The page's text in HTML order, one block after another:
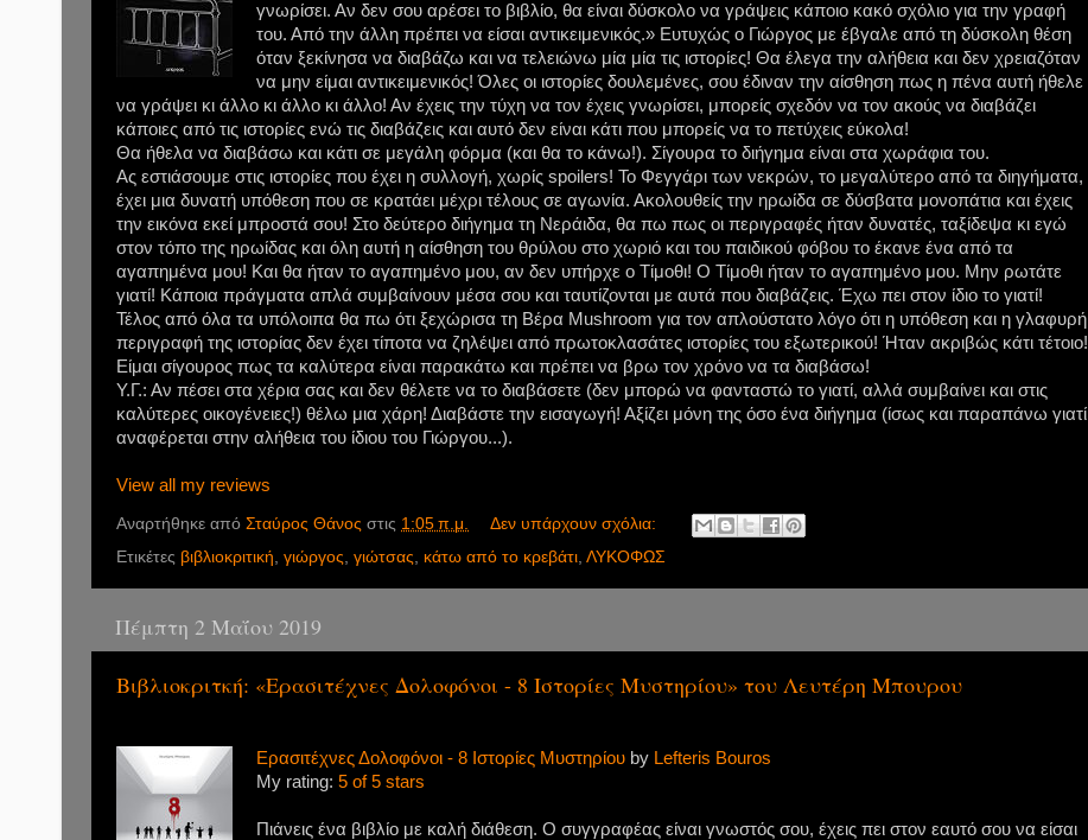
γνωρίσει. Αν δεν σου αρέσει το βιβλίο, θα είναι δύσκολο να γράψεις κάποιο κακό σχόλιο για την γραφή
του. Από την άλλη πρέπει να είσαι αντικειμενικός.» Ευτυχώς ο Γιώργος με έβγαλε από τη δύσκολη θέση
όταν ξεκίνησα να διαβάζω και να τελειώνω μία μία τις ιστορίες! Θα έλεγα την αλήθεια και δεν χρειαζόταν
να μην είμαι αντικειμενικός! Όλες οι ιστορίες δουλεμένες, σου έδιναν την αίσθηση πως η πένα αυτή ήθελε
να γράψει κι άλλο κι άλλο κι άλλο! Αν έχεις την τύχη να τον έχεις γνωρίσει, μπορείς σχεδόν να τον ακούς να διαβάζει
κάποιες από τις ιστορίες ενώ τις διαβάζεις και αυτό δεν είναι κάτι που μπορείς να το πετύχεις εύκολα!
Θα ήθελα να διαβάσω και κάτι σε μεγάλη φόρμα (και θα το κάνω!). Σίγουρα το διήγημα είναι στα χωράφια του.
Ας εστιάσουμε στις ιστορίες που έχει η συλλογή, χωρίς spoilers! Το Φεγγάρι των νεκρών, το μεγαλύτερο από τα διηγήματα,
έχει μια δυνατή υπόθεση που σε κρατάει μέχρι τέλους σε αγωνία. Ακολουθείς την ηρωίδα σε δύσβατα μονοπάτια και έχεις
την εικόνα εκεί μπροστά σου! Στο δεύτερο διήγημα τη Νεράιδα, θα πω πως οι περιγραφές ήταν δυνατές, ταξίδεψα κι εγώ
στον τόπο της ηρωίδας και όλη αυτή η αίσθηση του θρύλου στο χωριό και του παιδικού φόβου το έκανε ένα από τα
αγαπημένα μου! Και θα ήταν το αγαπημένο μου, αν δεν υπήρχε ο Τίμοθι! Ο Τίμοθι ήταν το αγαπημένο μου. Μην ρωτάτε
γιατί! Κάποια πράγματα απλά συμβαίνουν μέσα σου και ταυτίζονται με αυτά που διαβάζεις. Έχω πει στον ίδιο το γιατί!
Τέλος από όλα τα υπόλοιπα θα πω ότι ξεχώρισα τη Βέρα Mushroom για τον απλούστατο λόγο ότι η υπόθεση και η γλαφυρή
περιγραφή της ιστορίας δεν έχει τίποτα να ζηλέψει από πρωτοκλασάτες ιστορίες του εξωτερικού! Ήταν ακριβώς κάτι τέτοιο!
Είμαι σίγουρος πως τα καλύτερα είναι παρακάτω και πρέπει να βρω τον χρόνο να τα διαβάσω!
Υ.Γ.: Αν πέσει στα χέρια σας και δεν θέλετε να το διαβάσετε (δεν μπορώ να φανταστώ το γιατί, αλλά συμβαίνει και στις
καλύτερες οικογένειες!) θέλω μια χάρη! Διαβάστε την εισαγωγή! Αξίζει μόνη της όσο ένα διήγημα (ίσως και παραπάνω γιατί
αναφέρεται στην αλήθεια του ίδιου του Γιώργου...).
View all my reviews
Αναρτήθηκε από Σταύρος Θάνος στις 1:05 π.μ.
Δεν υπάρχουν σχόλια:
Ετικέτες βιβλιοκριτική γιώργος γιώτσας κάτω από το κρεβάτι ΛΥΚΟΦΩΣ
Πέμπτη 2 Μαΐου 2019
Βιβλιοκριτκή: «Ερασιτέχνες Δολοφόνοι - 8 Ιστορίες Μυστηρίου» του Λευτέρη Μπουρου
Ερασιτέχνες Δολοφόνοι - 8 Ιστορίες Μυστηρίου by Lefteris Bouros
My rating: 5 of 5 stars
Πιάνεις ένα βιβλίο με καλή διάθεση. Ο συγγραφέας είναι γνωστός σου, έχεις πει στον εαυτό σου να είσαι